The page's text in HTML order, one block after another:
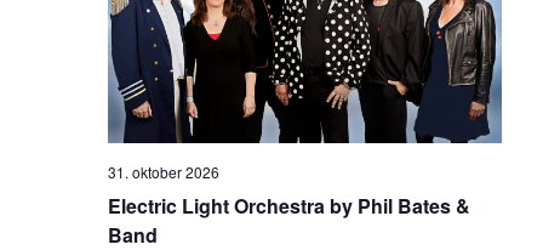
31. oktober 2026
Electric Light Orchestra by Phil Bates &
Band